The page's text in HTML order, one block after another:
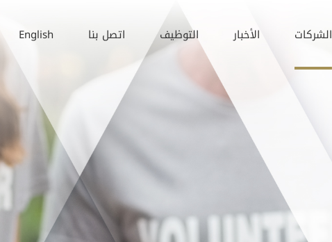
الشركات الأخبار التوظيف اتصل بنا English